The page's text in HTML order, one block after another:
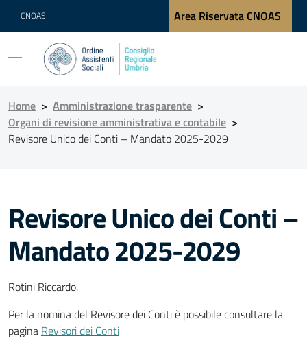
CNOAS Area Riservata CNOAS
Home > Amministrazione trasparente >
Organi di revisione amministrativa e contabile >
Revisore Unico dei Conti – Mandato 2025-2029
Revisore Unico dei Conti –
Mandato 2025-2029
Rotini Riccardo.
Per la nomina del Revisore dei Conti è possibile consultare la
pagina Revisori dei Conti